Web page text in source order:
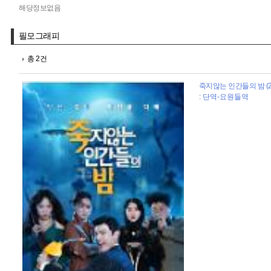
해당정보없음
필모그래피
총 2건
죽지않는 인간들의 밤
: 단역-요원들역